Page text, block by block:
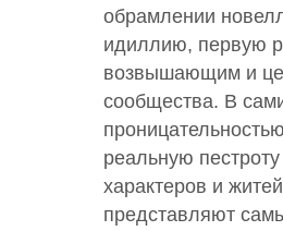
обрамлении
идиллию, первую
возвышающим и
сообщества. В
реальную
характеров и
представляют